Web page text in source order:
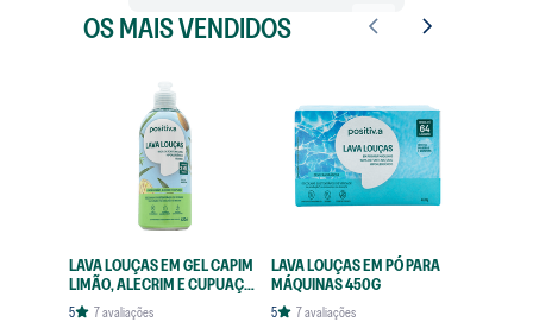
OS MAIS VENDIDOS
LAVA LOUÇAS EM GEL CAPIM
LIMÃO, ALECRIM E CUPUAÇU
420ML
5 7avaliações
LAVA LOUÇAS EM PÓ PARA
MÁQUINAS 450G
5 7avaliações